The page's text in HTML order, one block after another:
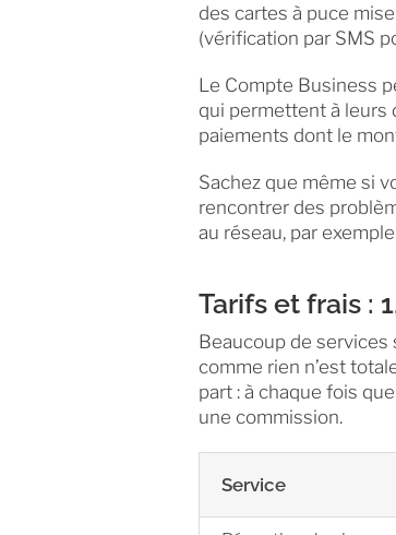
des cartes à puce
(vérification par SMS
Le Compte Business
qui permettent à leurs
paiements dont le
Sachez que même si
rencontrer des
au réseau, par
Tarifs et frais :
Beaucoup de
comme rien n’est
part : à chaque fois
une commission.
Service